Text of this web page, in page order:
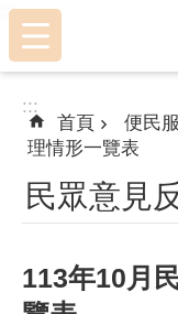
跳到主要內容區塊
:::
:::
首頁 便民
理情形一覽表
民眾意見
113年10月